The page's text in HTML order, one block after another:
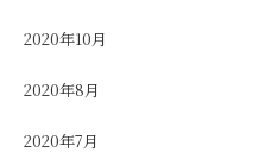
2020年10月
2020年8月
2020年7月